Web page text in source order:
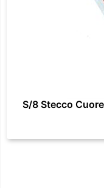
S/8 Stecco